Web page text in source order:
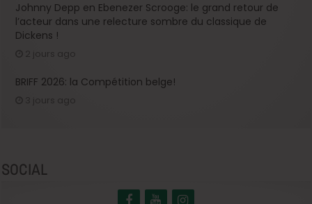
Johnny Depp en Ebenezer Scrooge: le grand retour de
l’acteur dans une relecture sombre du classique de
Dickens !
2 jours ago
BRIFF 2026: la Compétition belge!
SOCIAL